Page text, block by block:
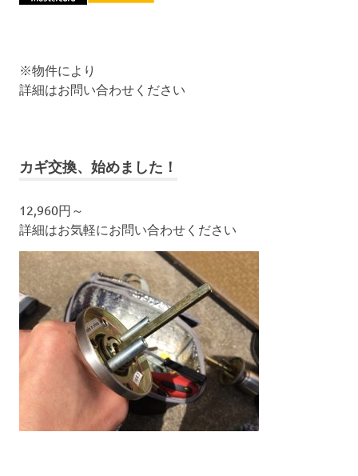
※物件により
詳細はお問い合わせください
カギ交換、始めました！
12,960円～
詳細はお気軽にお問い合わせください